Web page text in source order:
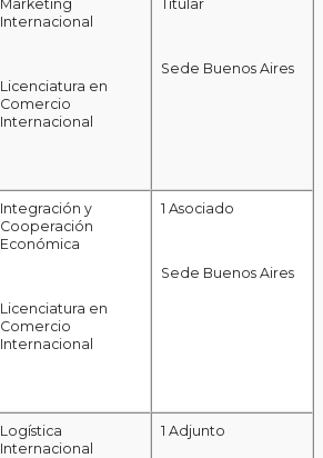
Marketing
Internacional
Licenciatura en
Comercio
Internacional
Titular
Sede Buenos Aires
Integración y
Cooperación
Económica
Licenciatura en
Comercio
Internacional
1 Asociado
Sede Buenos Aires
Logística
Internacional
1 Adjunto